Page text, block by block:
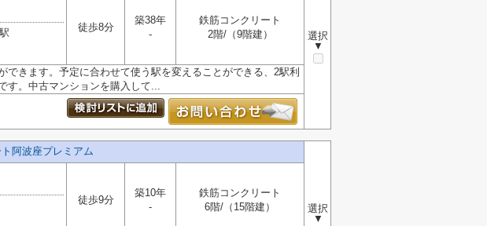
選択
▼
徒歩8分
築38年
-
鉄筋コンクリート
2階/（9階建）
きます。予定に合わせて使う駅を変えることができる、2駅利
す。中古マンションを購入して...
阿波座プレミアム
選択
▼
徒歩9分
築10年
-
鉄筋コンクリート
6階/（15階建）